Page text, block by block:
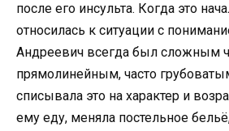
после его инсульта. Когда это
относилась к ситуации с
Андреевич всегда был сложным
прямолинейным, часто
списывала это на характер и
ему еду, меняла постельное